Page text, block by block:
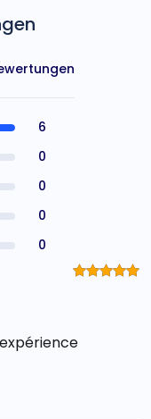
6
0
0
0
0